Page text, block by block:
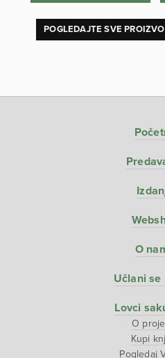
POGLEDAJTE SVE
O
Učlani se
Lovci
O
Kupi
Pogledaj